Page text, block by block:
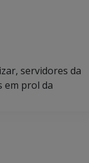
servidores da
em prol da